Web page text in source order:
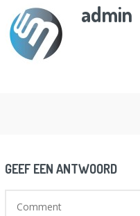
admin
GEEF EEN ANTWOORD